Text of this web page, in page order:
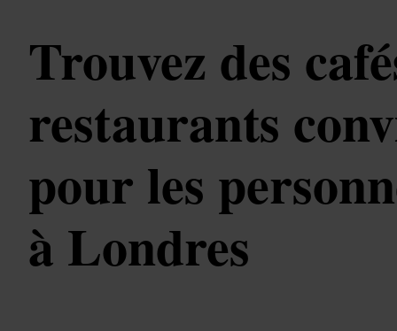
Trouvez des
restaurants
pour les
à Londres